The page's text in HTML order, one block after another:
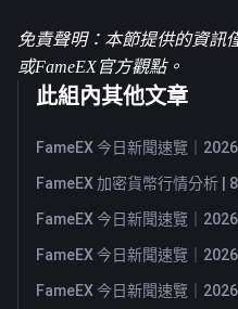
免責聲明：本節提供的資訊
或FameEX官方觀點。
此組內其他文章